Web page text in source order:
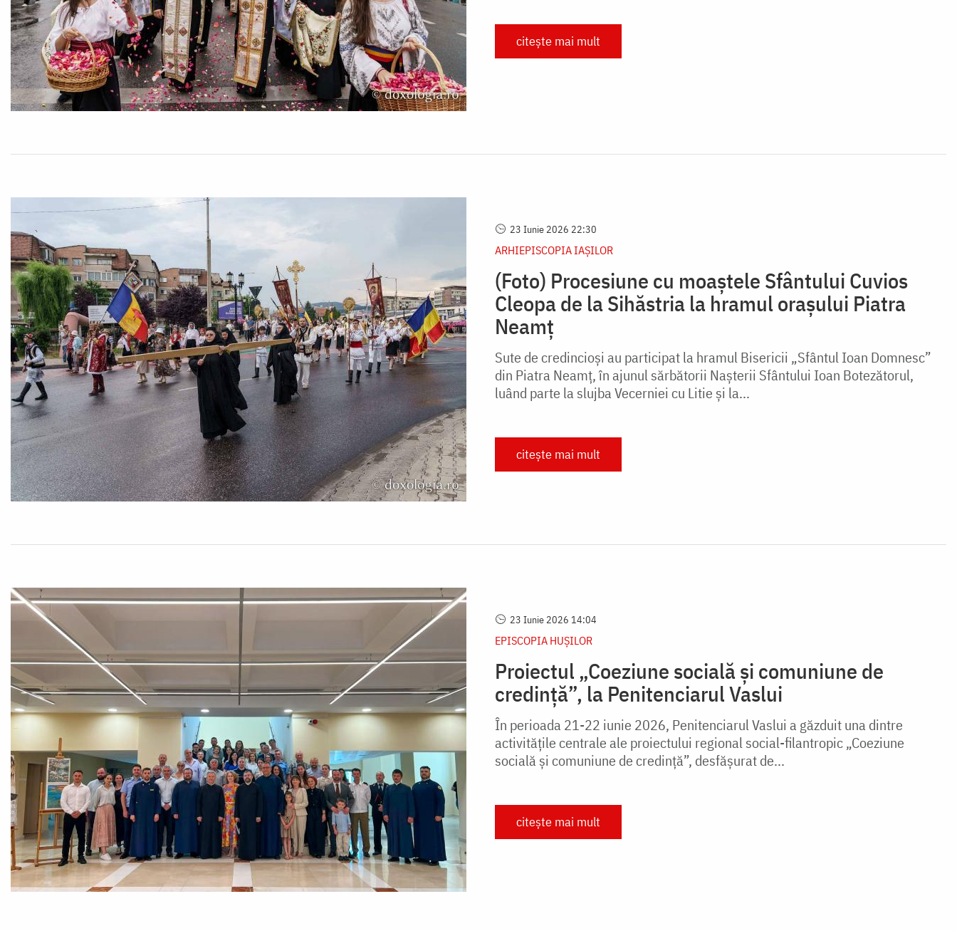
citește mai mult
23 Iunie 2026 22:30
ARHIEPISCOPIA IAŞILOR
(Foto) Procesiune cu moaștele Sfântului Cuvios
Cleopa de la Sihăstria la hramul orașului Piatra
Neamț
Sute de credincioși au participat la hramul Bisericii „Sfântul Ioan Domnesc”
din Piatra Neamț, în ajunul sărbătorii Nașterii Sfântului Ioan Botezătorul,
luând parte la slujba Vecerniei cu Litie și la...
citește mai mult
23 Iunie 2026 14:04
EPISCOPIA HUŞILOR
Proiectul „Coeziune socială și comuniune de
credință”, la Penitenciarul Vaslui
În perioada 21-22 iunie 2026, Penitenciarul Vaslui a găzduit una dintre
activitățile centrale ale proiectului regional social-filantropic „Coeziune
socială și comuniune de credință”, desfășurat de...
citește mai mult